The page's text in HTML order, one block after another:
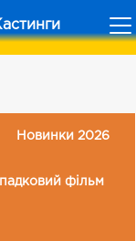
Новинки 2026
фільм